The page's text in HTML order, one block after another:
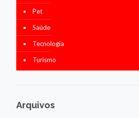
Pet
Saúde
Tecnologia
Turismo
Arquivos